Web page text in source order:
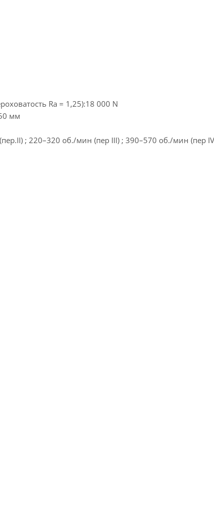
Ra = 1,25):18 000 N
мм
; 220–320 об./мин (пер III) ; 390–570 об./мин (пер